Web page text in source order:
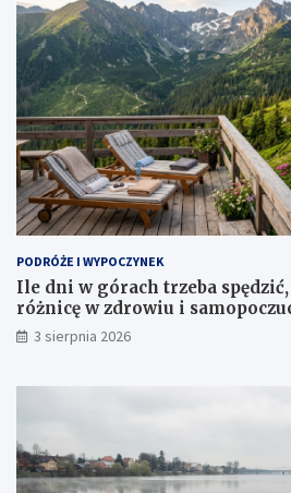
PODRÓŻE I WYPOCZYNEK
Ile dni w górach trzeba
różnicę w zdrowiu i
3 sierpnia 2026